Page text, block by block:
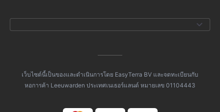
เว็บไซต์นี้เป็นของและดำเนินการโดย EasyTerra BV และจดทะเบียนกับ
หอการค้า Leeuwarden ประเทศเนเธอร์แลนด์ หมายเลข 01104443